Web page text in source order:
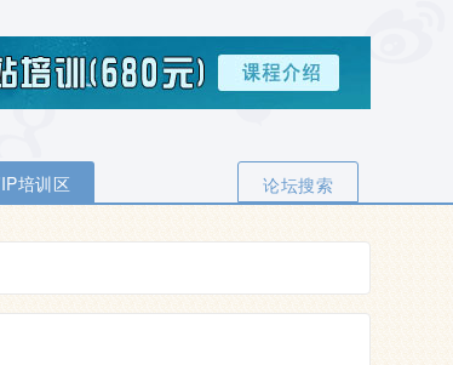
培训区 论坛搜索